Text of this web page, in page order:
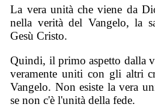
La vera unità che viene da
nella verità del Vangelo, la
Gesù Cristo.
Quindi, il primo aspetto dalla
veramente uniti con gli altri
Vangelo. Non esiste la vera
se non c'è l'unità della fede.